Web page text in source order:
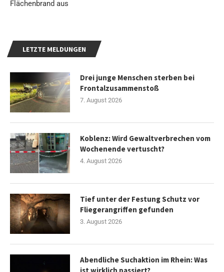
Flächenbrand aus
LETZTE MELDUNGEN
Drei junge Menschen sterben bei
Frontalzusammenstoß
7. August 2026
Koblenz: Wird Gewaltverbrechen vom
Wochenende vertuscht?
4. August 2026
Tief unter der Festung Schutz vor
Fliegerangriffen gefunden
3. August 2026
Abendliche Suchaktion im Rhein: Was
ist wirklich passiert?